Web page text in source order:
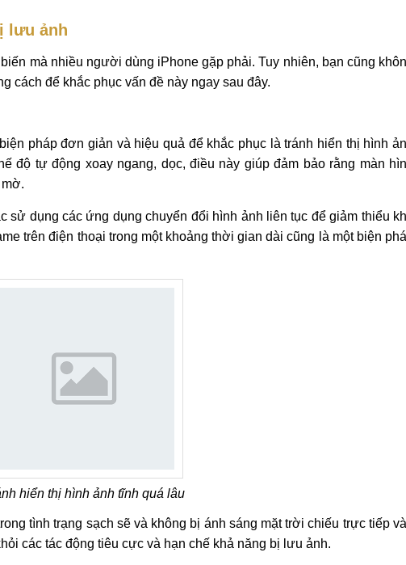
lưu ảnh
mà nhiều người dùng iPhone gặp phải. Tuy nhiên, bạn cũng
cách để khắc phục vấn đề này ngay sau đây.
pháp đơn giản và hiệu quả để khắc phục là tránh hiển thị hình
độ tự động xoay ngang, dọc, điều này giúp đảm bảo rằng màn
sử dụng các ứng dụng chuyển đổi hình ảnh liên tục để giảm thiểu
trên điện thoại trong một khoảng thời gian dài cũng là một biện
hiển thị hình ảnh tĩnh quá lâu
tình trạng sạch sẽ và không bị ánh sáng mặt trời chiếu trực tiếp
các tác động tiêu cực và hạn chế khả năng bị lưu ảnh.